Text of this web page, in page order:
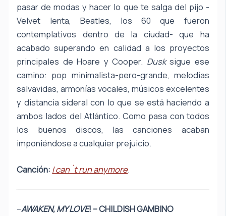
pasar de modas y hacer lo que te salga del pijo -
Velvet lenta, Beatles, los 60 que fueron
contemplativos dentro de la ciudad- que ha
acabado superando en calidad a los proyectos
principales de Hoare y Cooper. Dusksigue ese
camino: pop minimalista-pero-grande, melodías
salvavidas, armonías vocales, músicos excelentes
y distancia sideral con lo que se está haciendo a
ambos lados del Atlántico. Como pasa con todos
los buenos discos, las canciones acaban
imponiéndose a cualquier prejuicio.
Canción: I can´t run anymore.
–AWAKEN, MY LOVE! – CHILDISH GAMBINO